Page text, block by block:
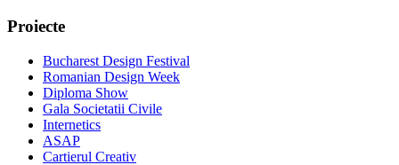
Proiecte
Bucharest Design Festival
Romanian Design Week
Diploma Show
Gala Societatii Civile
Internetics
ASAP
Cartierul Creativ